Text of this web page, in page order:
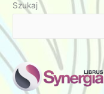
Szukaj